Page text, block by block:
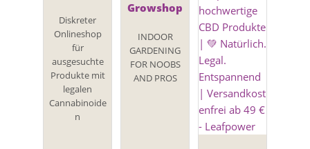
Diskreter
Onlineshop
für
ausgesuchte
Produkte mit
legalen
Cannabinoide
n
Growshop
INDOOR
GARDENING
FOR NOOBS
AND PROS